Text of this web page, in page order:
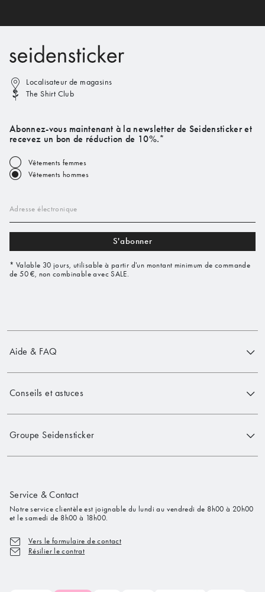
Localisateur de magasins
The Shirt Club
Abonnez-vous maintenant à la newsletter de Seidensticker et
recevez un bon de réduction de 10%.*
Vêtements femmes
Vêtements hommes
Adresse électronique
S'abonner
* Valable 30 jours, utilisable à partir d'un montant minimum de commande
de 50 €, non combinable avec SALE.
Aide & FAQ
Conseils et astuces
Groupe Seidensticker
Service & Contact
Notre service clientèle est joignable du lundi au vendredi de 8h00 à 20h00
et le samedi de 8h00 à 18h00.
Vers le formulaire de contact
Résilier le contrat